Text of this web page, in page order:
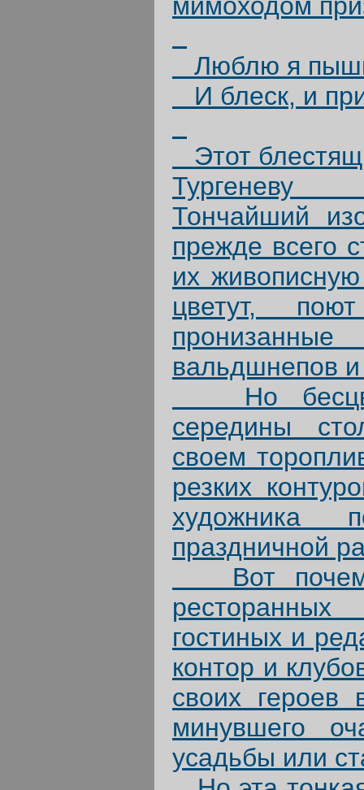
Люблю я
И блеск, и
Этот
Тургеневу
Тончайший
прежде всего
их
цветут,
вальдшнепов
Но
середины
своем
резких
художника
праздничной
Вот почему
гостиных и
контор и
своих
минувшего
усадьбы или